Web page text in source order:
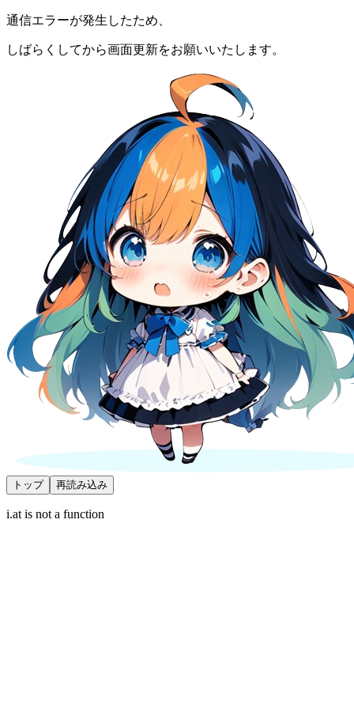
通信エラーが発生したため、
しばらくしてから画面更新をお願いいたします。
トップ 再読み込み
i.at is not a function